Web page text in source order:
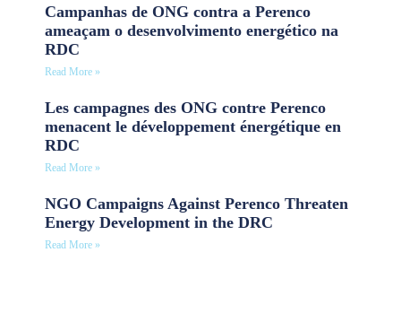
Campanhas de ONG contra a Perenco
ameaçam o desenvolvimento energético na
RDC
Read More »
Les campagnes des ONG contre Perenco
menacent le développement énergétique en
RDC
Read More »
NGO Campaigns Against Perenco Threaten
Energy Development in the DRC
Read More »